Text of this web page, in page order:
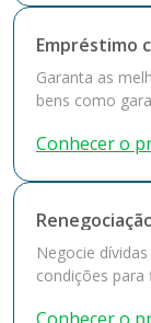
Empréstimo
Garanta as
bens como
Conhecer o
Negocie
condições para